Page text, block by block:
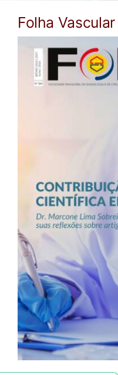
Folha Vascular